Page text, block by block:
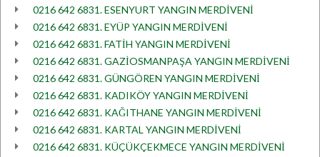
0216 642 6831. ESENYURT YANGIN MERDİVENİ
0216 642 6831. EYÜP YANGIN MERDİVENİ
0216 642 6831. FATİH YANGIN MERDİVENİ
0216 642 6831. GAZİOSMANPAŞA YANGIN MERDİVENİ
0216 642 6831. GÜNGÖREN YANGIN MERDİVENİ
0216 642 6831. KADIKÖY YANGIN MERDİVENİ
0216 642 6831. KAĞITHANE YANGIN MERDİVENİ
0216 642 6831. KARTAL YANGIN MERDİVENİ
0216 642 6831. KÜÇÜKÇEKMECE YANGIN MERDİVENİ